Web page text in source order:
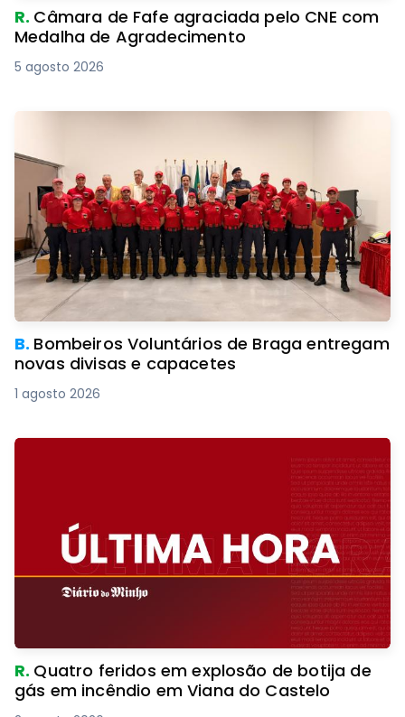
R. Câmara de Fafe agraciada pelo CNE com
Medalha de Agradecimento
5 agosto 2026
B. Bombeiros Voluntários de Braga entregam
novas divisas e capacetes
1 agosto 2026
R. Quatro feridos em explosão de botija de
gás em incêndio em Viana do Castelo